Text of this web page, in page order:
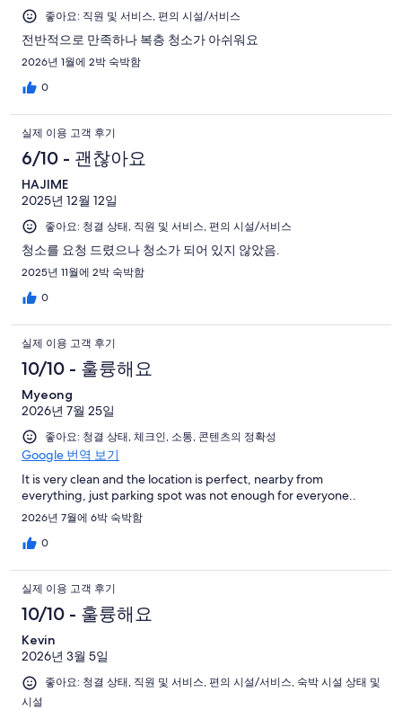
좋아요: 직원 및 서비스, 편의 시설/서비스
전반적으로 만족하나 복층 청소가 아쉬워요
2026년 1월에 2박 숙박함
0
실제 이용 고객 후기
6/10 - 괜찮아요
HAJIME
2025년 12월 12일
좋아요: 청결 상태, 직원 및 서비스, 편의 시설/서비스
청소를 요청 드렸으나 청소가 되어 있지 않았음.
2025년 11월에 2박 숙박함
0
실제 이용 고객 후기
10/10 - 훌륭해요
Myeong
2026년 7월 25일
좋아요: 청결 상태, 체크인, 소통, 콘텐츠의 정확성
Google 번역 보기
It is very clean and the location is perfect, nearby from
everything, just parking spot was not enough for everyone..
2026년 7월에 6박 숙박함
0
실제 이용 고객 후기
10/10 - 훌륭해요
Kevin
2026년 3월 5일
좋아요: 청결 상태, 직원 및 서비스, 편의 시설/서비스, 숙박 시설 상태 및
시설